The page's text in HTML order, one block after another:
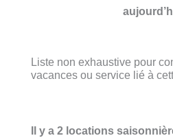
Liste non exhaustive pour
vacances ou service lié à
Il y a 2 locations